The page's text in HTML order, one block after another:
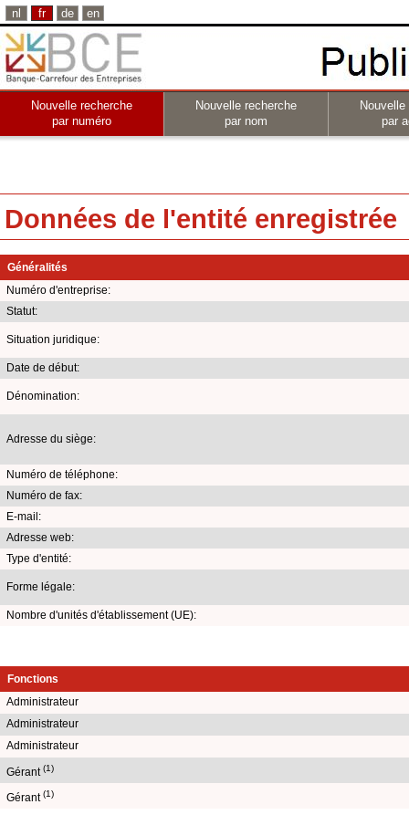
nl fr de en
Nouvelle recherche
par numéro
Nouvelle recherche
par nom
par
Données de l'entité enregistrée
Généralités
Numéro d'entreprise:
Statut:
Situation juridique:
Date de début:
Dénomination:
Adresse du siège:
Numéro de téléphone:
Numéro de fax:
E-mail:
Adresse web:
Type d'entité:
Forme légale:
Nombre d'unités d'établissement (UE):
Fonctions
Administrateur
Administrateur
Administrateur
Gérant(1)
Gérant(1)